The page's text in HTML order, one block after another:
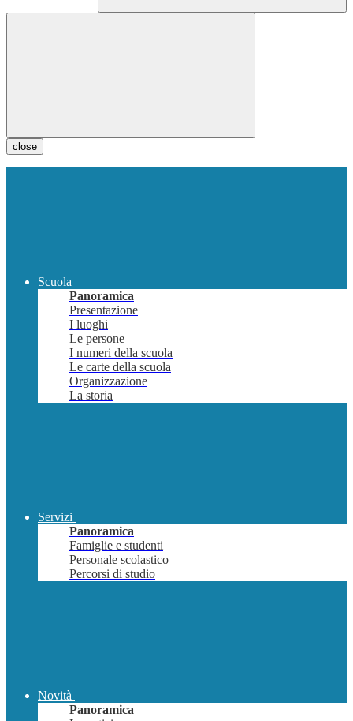
close
Scuola
Panoramica
Presentazione
I luoghi
Le persone
I numeri della scuola
Le carte della scuola
Organizzazione
La storia
Servizi
Panoramica
Famiglie e studenti
Personale scolastico
Percorsi di studio
Novità
Panoramica